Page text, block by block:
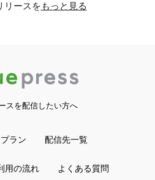
リースをもっと見る
スを配信したい方へ
ラン 配信先一覧
用の流れ よくある質問